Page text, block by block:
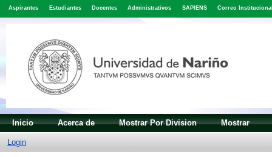
Aspirantes Estudiantes Docentes Administrativos SAPIENS Correo
Inicio Acerca de Mostrar Por Division Mostrar
Login